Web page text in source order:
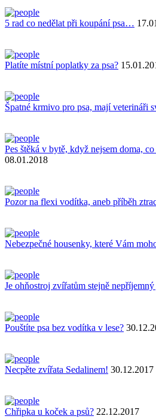
5 rad co nedělat při koupání psa…
Platíte místní poplatky za psa?
Špatné krmivo pro psa, mají veterináři
Pes štěká v bytě, když nejsem doma,
08.01.2018
Pozor na flexi vodítka, aneb příběh
Nebezpečné housenky, které Vám
Je ohňostroj zvířatům stejně
Pouštíte psa bez vodítka v lese?
Necpěte zvířata Sedalinem! 30.12.2017
Chřipka u koček a psů? 22.12.2017